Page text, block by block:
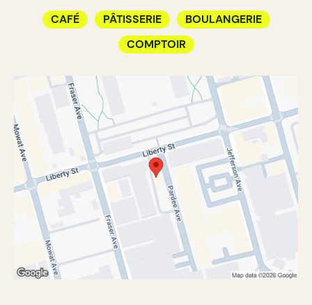
CAFÉ PÂTISSERIE
BOULANGERIE
COMPTOIR